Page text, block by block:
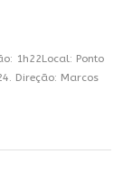
1h22Local: Ponto
Direção: Marcos